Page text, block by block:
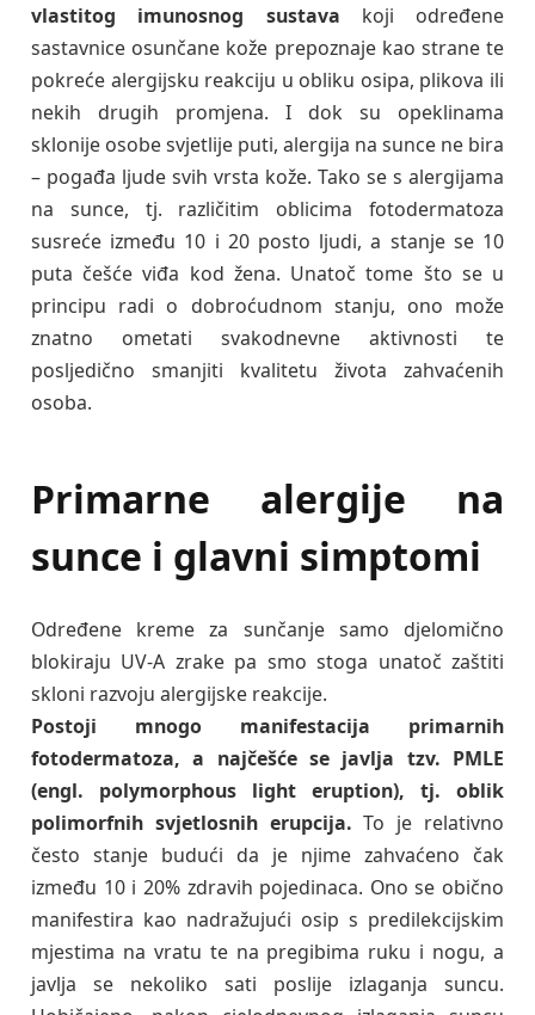
vlastitog imunosnog sustava koji određene
sastavnice osunčane kože prepoznaje kao strane te
pokreće alergijsku reakciju u obliku osipa, plikova ili
nekih drugih promjena. I dok su opeklinama
sklonije osobe svjetlije puti, alergija na sunce ne bira
– pogađa ljude svih vrsta kože. Tako se s alergijama
na sunce, tj. različitim oblicima fotodermatoza
susreće između 10 i 20 posto ljudi, a stanje se 10
puta češće viđa kod žena. Unatoč tome što se u
principu radi o dobroćudnom stanju, ono može
znatno ometati svakodnevne aktivnosti te
posljedično smanjiti kvalitetu života zahvaćenih
osoba.
Primarne alergije na
sunce i glavni simptomi
Određene kreme za sunčanje samo djelomično
blokiraju UV-A zrake pa smo stoga unatoč zaštiti
skloni razvoju alergijske reakcije.
Postoji mnogo manifestacija primarnih
fotodermatoza, a najčešće se javlja tzv. PMLE
(engl. polymorphous light eruption), tj. oblik
polimorfnih svjetlosnih erupcija. To je relativno
često stanje budući da je njime zahvaćeno čak
između 10 i 20% zdravih pojedinaca. Ono se obično
manifestira kao nadražujući osip s predilekcijskim
mjestima na vratu te na pregibima ruku i nogu, a
javlja se nekoliko sati poslije izlaganja suncu.